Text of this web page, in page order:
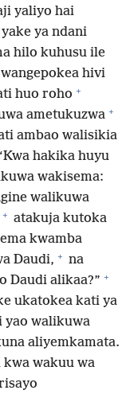
yaliyo hai
ya ndani
hilo kuhusu ile
hivi
huo roho +
ametukuzwa +
ambao walisikia
hakika huyu
wakisema:
walikuwa
+ atakuja kutoka
kwamba
Daudi, + na
Daudi alikaa?” +
ukatokea kati ya
yao walikuwa
aliyemkamata.
wakuu wa